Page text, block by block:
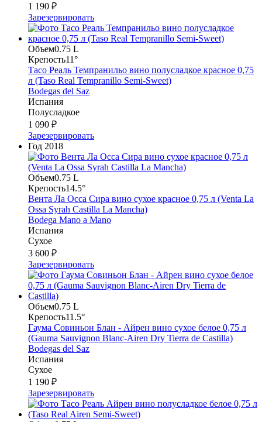
1 190 ₽
Зарезервировать
Объем0.75 L
Крепость11°
Тасо Реаль Темпранильо вино полусладкое красное 0,75
л (Taso Real Tempranillo Semi-Sweet)
Bodegas del Saz
Испания
Полусладкое
1 090 ₽
Зарезервировать
Год 2018
Объем0.75 L
Крепость14.5°
Вента Ла Осса Сира вино сухое красное 0,75 л (Venta La
Ossa Syrah Castilla La Mancha)
Bodega Mano a Mano
Испания
Сухое
3 600 ₽
Зарезервировать
Объем0.75 L
Крепость11.5°
Гаума Совиньон Блан - Айрен вино сухое белое 0,75 л
(Gauma Sauvignon Blanc-Airen Dry Tierra de Castilla)
Bodegas del Saz
Испания
Сухое
1 190 ₽
Зарезервировать